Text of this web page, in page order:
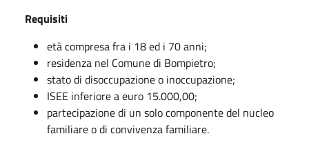
Requisiti
età compresa fra i 18 ed i 70 anni;
residenza nel Comune di Bompietro;
stato di disoccupazione o inoccupazione;
ISEE inferiore a euro 15.000,00;
partecipazione di un solo componente del nucleo
familiare o di convivenza familiare.